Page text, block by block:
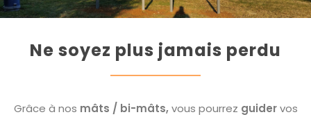
Ne soyez plus jamais perdu
Grâce à nos mâts / bi-mâts, vous pourrez guidervos